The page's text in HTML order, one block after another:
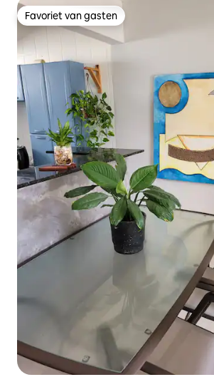
Favoriet van gasten
Favoriet van gasten